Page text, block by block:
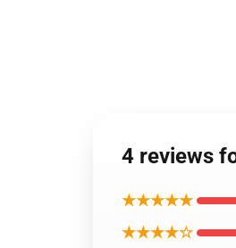
4 reviews
★★★★★
★★★★☆